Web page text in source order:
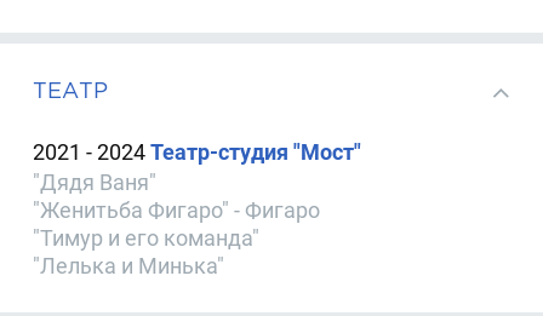
ТЕАТР
2021 - 2024Театр-студия "Мост"
"Дядя Ваня"
"Женитьба Фигаро" - Фигаро
"Тимур и его команда"
"Лелька и Минька"